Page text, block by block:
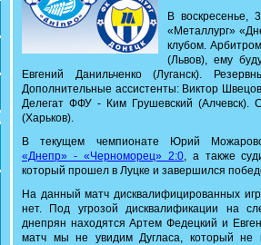
В воскресенье,
«Металлург»
клубом.
(Львов), ему
Евгений Данильченко (Луганск).
Дополнительные ассистенты: Виктор
Делегат ФФУ - Ким Грушевский (Алчевск).
(Харьков).
В текущем чемпионате Юрий
«Днепр» - «Черноморец» 2:0, а также
который прошел в Луцке и завершился
На данный матч дисквалифицированных
нет. Под угрозой дисквалификации на
днепрян находятся Артем Федецкий и
матч мы не увидим Дугласа, который не